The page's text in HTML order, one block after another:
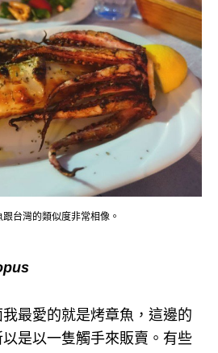
台灣的類似度非常相像。
最愛的就是烤章魚，這邊的
是以一隻觸手來販賣。有些